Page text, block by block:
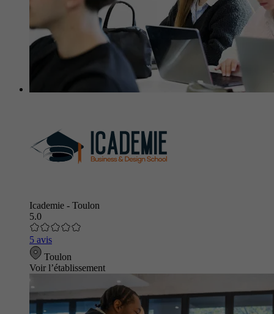
Icademie - Toulon
5.0
5 avis
Toulon
Voir l’établissement